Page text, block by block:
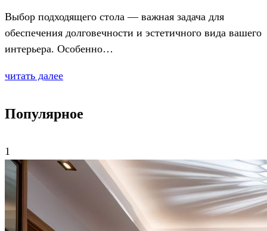
Выбор подходящего стола — важная задача для
обеспечения долговечности и эстетичного вида вашего
интерьера. Особенно…
читать далее
Популярное
1